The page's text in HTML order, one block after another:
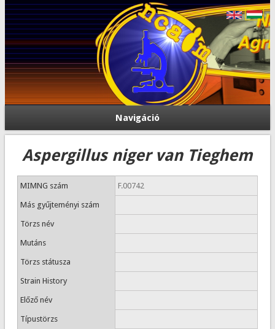
Navigáció
Aspergillus niger van Tieghem
MIMNG szám F.00742
Más gyűjteményi szám
Törzs név
Mutáns
Törzs státusza
Strain History
Előző név
Típustörzs